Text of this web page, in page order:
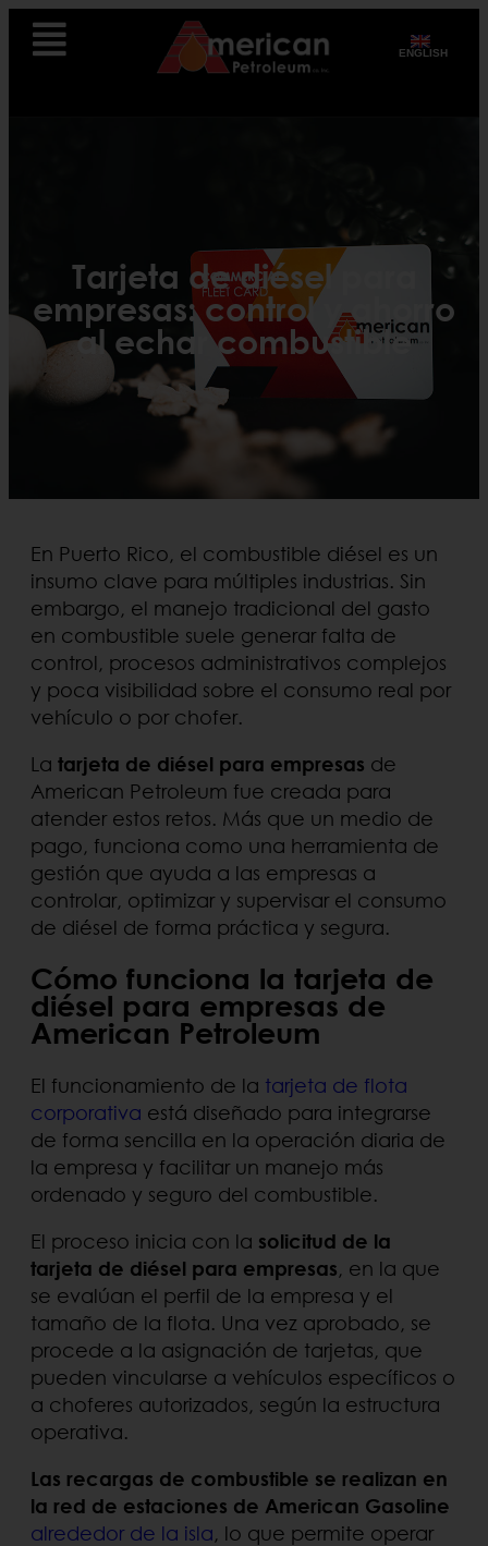
ENGLISH
Tarjeta de diésel para
empresas: control y ahorro
al echar combustible
En Puerto Rico, el combustible diésel es un
insumo clave para múltiples industrias. Sin
embargo, el manejo tradicional del gasto
en combustible suele generar falta de
control, procesos administrativos complejos
y poca visibilidad sobre el consumo real por
vehículo o por chofer.
La tarjeta de diésel para empresas de
American Petroleum fue creada para
atender estos retos. Más que un medio de
pago, funciona como una herramienta de
gestión que ayuda a las empresas a
controlar, optimizar y supervisar el consumo
de diésel de forma práctica y segura.
Cómo funciona la tarjeta de
diésel para empresas de
American Petroleum
El funcionamiento de la tarjeta de flota
corporativa está diseñado para integrarse
de forma sencilla en la operación diaria de
la empresa y facilitar un manejo más
ordenado y seguro del combustible.
El proceso inicia con la solicitud de la
tarjeta de diésel para empresas, en la que
se evalúan el perfil de la empresa y el
tamaño de la flota. Una vez aprobado, se
procede a la asignación de tarjetas, que
pueden vincularse a vehículos específicos o
a choferes autorizados, según la estructura
operativa.
Las recargas de combustible se realizan en
la red de estaciones de American Gasoline
alrededor de la isla, lo que permite operar